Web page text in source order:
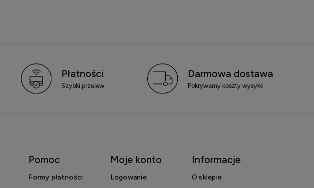
Płatności
Szybki przelew
Darmowa dostawa
Pokrywamy koszty wysyłki
Pomoc
Formy płatności
Moje konto
Logowanie
Informacje
O sklepie